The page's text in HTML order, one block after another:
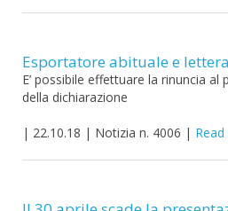
Esportatore abituale e
E’ possibile effettuare la rinuncia al
della dichiarazione
| 22.10.18 | Notizia n. 4006 |